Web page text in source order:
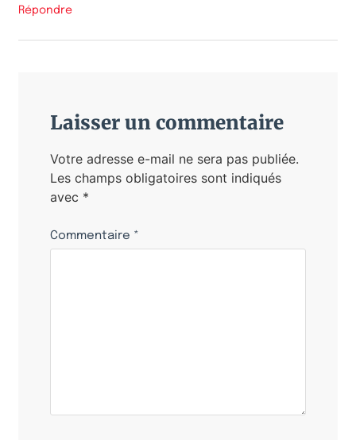
Répondre
Laisser un commentaire
Votre adresse e-mail ne sera pas publiée.
Les champs obligatoires sont indiqués
avec *
Commentaire *